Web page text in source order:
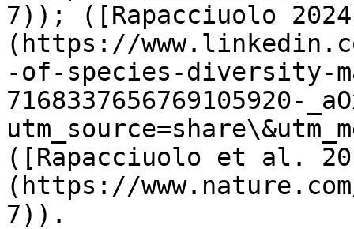
7)); ([Rapacciuolo
(https://
-of-species-diversity-
7168337656769105920-
([Rapacciuolo et al.
(https://
7)).